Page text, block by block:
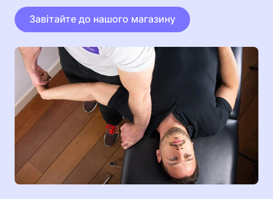
Завітайте до нашого магазину